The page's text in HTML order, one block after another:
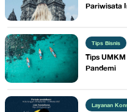
Pariwisata
Tips Bisnis
Tips
Pandemi
Layanan